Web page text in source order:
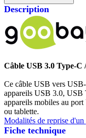
Description
Fiche technique
Câble USB 3.0 Type-C
Ce câble USB vers
appareils USB 3.0, USB
appareils mobiles au
ou tablette.
Modalités de reprise